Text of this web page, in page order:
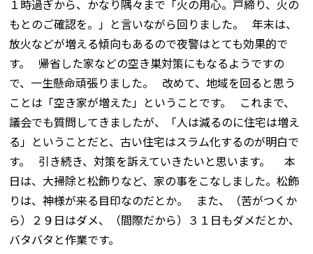
１時過ぎから、かなり隅々まで「火の用心。戸締り、火の
もとのご確認を。」と言いながら回りました。 年末は、
放火などが増える傾向もあるので夜警はとても効果的で
す。 帰省した家などの空き巣対策にもなるようですの
で、一生懸命頑張りました。 改めて、地域を回ると思う
ことは「空き家が増えた」ということです。 これまで、
議会でも質問してきましたが、「人は減るのに住宅は増え
る」ということだと、古い住宅はスラム化するのが明白で
す。 引き続き、対策を訴えていきたいと思います。 本
日は、大掃除と松飾りなど、家の事をこなしました。松飾
りは、神様が来る目印なのだとか。 また、（苦がつくか
ら）２９日はダメ、（間際だから）３１日もダメだとか、
バタバタと作業です。